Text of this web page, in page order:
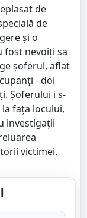
de
de
și o
fost nevoiți sa
șoferul, aflat
- doi
Șoferului i s-
fața locului,
investigații
victimei.